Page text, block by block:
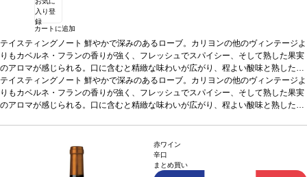
入り登
録
カートに追加
テイスティングノート 鮮やかで深みのあるローブ。カリヨンの他のヴィンテージよ
りもカベルネ・フランの香りが強く、フレッシュでスパイシー、そして熟した果実
のアロマが感じられる。口に含むと精緻な味わいが広がり、程よい酸味と熟した濃
厚なタンニンが特徴。 葡萄品種80% メルロー、20% カベルネ・フラン
テイスティングノート 鮮やかで深みのあるローブ。カリヨンの他のヴィンテージよ
りもカベルネ・フランの香りが強く、フレッシュでスパイシー、そして熟した果実
のアロマが感じられる。口に含むと精緻な味わいが広がり、程よい酸味と熟した濃
赤ワイン
辛口
まとめ買い